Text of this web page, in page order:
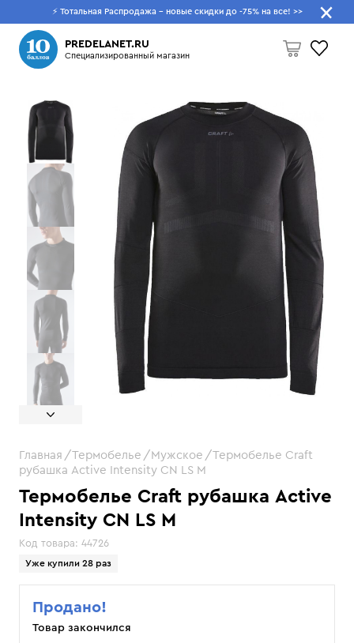
⚡ Тотальная Распродажа - новые скидки до -75% на все! >>
PREDELANET.RU
Специализированный магазин
Пусто
Что будем искать?
Термобелье Craft рубашка Active
Intensity CN LS M
Код товара: 44726
Уже купили 28 раз
Главная Термобелье Мужское
Термобелье Craft
рубашка Active Intensity CN LS M
Продано!
Товар закончился